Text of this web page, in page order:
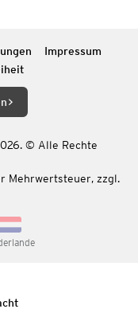
Impressum
© Alle Rechte
Mehrwertsteuer, zzgl.